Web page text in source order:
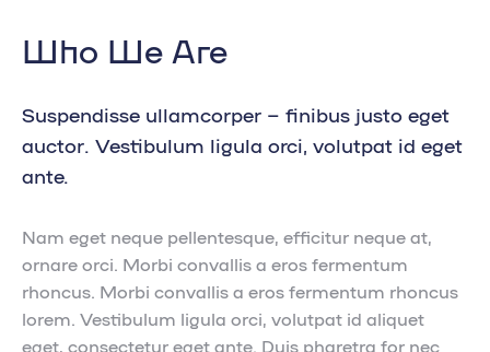
Who We Are
Suspendisse ullamcorper – finibus justo eget
auctor. Vestibulum ligula orci, volutpat id eget
ante.
Nam eget neque pellentesque, efficitur neque at,
ornare orci. Morbi convallis a eros fermentum
rhoncus. Morbi convallis a eros fermentum rhoncus
lorem. Vestibulum ligula orci, volutpat id aliquet
eget, consectetur eget ante. Duis pharetra for nec